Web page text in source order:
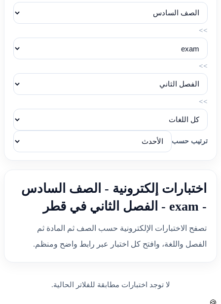
>>
>>
>>
ترتيب حسب
اختبارات إلكترونية - الصف السادس
- exam - الفصل الثاني في قطر
تصفح الاختبارات الإلكترونية حسب الصف ثم المادة ثم
الفصل واللغة، وافتح كل اختبار عبر رابط واضح ومنظم.
لا توجد اختبارات مطابقة للفلاتر الحالية.